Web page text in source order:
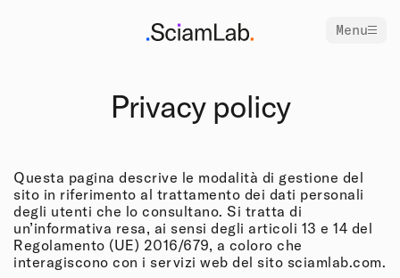
Menu
Privacy policy
Questa pagina descrive le modalità di gestione del
sito in riferimento al trattamento dei dati personali
degli utenti che lo consultano. Si tratta di
un’informativa resa, ai sensi degli articoli 13 e 14 del
Regolamento (UE) 2016/679, a coloro che
interagiscono con i servizi web del sito sciamlab.com.